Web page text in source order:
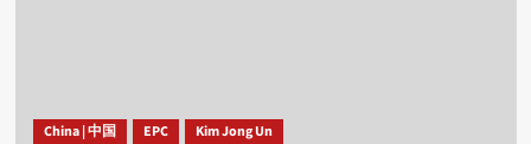
China | 中国 EPC Kim Jong Un